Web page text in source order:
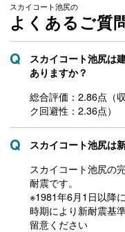
スカイコート池尻の
よくあるご質
スカイコート池尻は
ありますか？
総合評価：2.86点
ク回避性：2.36点）
スカイコート池尻は
スカイコート池尻の
耐震です。
※1981年6月1日以降
時期により新耐震基
留意ください